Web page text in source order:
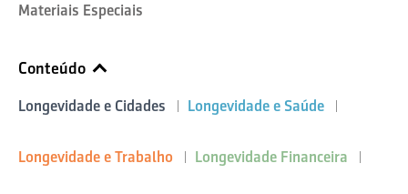
Materiais Especiais
Conteúdo
Longevidade e Cidades Longevidade e Saúde
Longevidade e Trabalho Longevidade Financeira